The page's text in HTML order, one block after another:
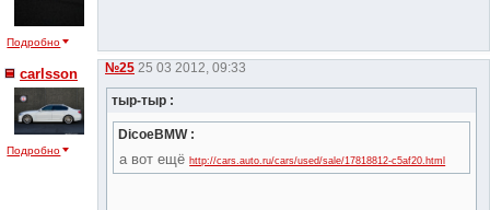
Подробно
сarlsson
Подробно
№25 25 03 2012, 09:33
тыр-тыр :
DicoeBMW :
а вот ещёhttp://cars.auto.ru/cars/used/sale/17818812-c5af20.html